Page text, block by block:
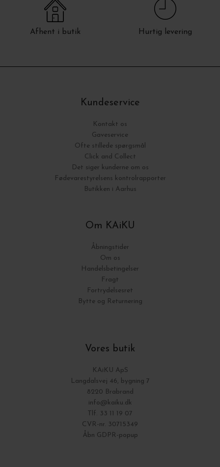
Afhent i butik Hurtig levering
Kundeservice
Kontakt os
Gaveservice
Ofte stillede spørgsmål
Click and Collect
Det siger kunderne om os
Fødevarestyrelsens kontrolrapporter
Butikken i Aarhus
Om KAiKU
Åbningstider
Om os
Handelsbetingelser
Fragt
Fortrydelsesret
Bytte og Returnering
Vores butik
KAiKU ApS
Langdalsvej 46, bygning 7
8220 Brabrand
info@kaiku.dk
Tlf. 33 11 19 07
CVR-nr. 30715349
Åbn GDPR-popup